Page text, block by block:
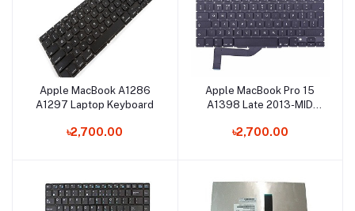
Add to cart
Apple MacBook A1286
A1297 Laptop Keyboard
৳2,700.00
Add to cart
Apple MacBook Pro 15
A1398 Late 2013-MID
৳2,700.00